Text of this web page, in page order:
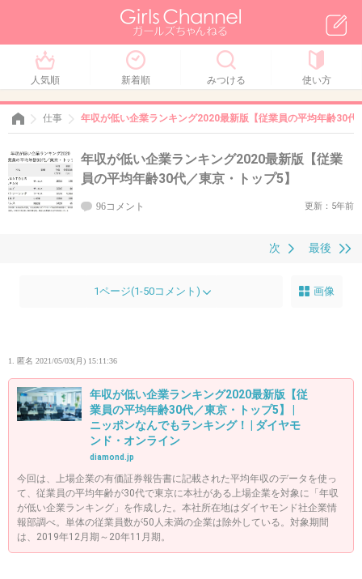
人気順 新着順 みつける 使い方
仕事 年収が低い企業ランキング2020最新版【従業員の平均年齢30代
年収が低い企業ランキング2020最新版【従業
員の平均年齢30代／東京・トップ5】
96コメント 更新：5年前
最後
次
1ページ(1-50コメント) 画像
1. 匿名 2021/05/03(月) 15:11:36
年収が低い企業ランキング2020最新版【従
業員の平均年齢30代／東京・トップ5】 |
ニッポンなんでもランキング！ | ダイヤモ
ンド・オンライン
diamond.jp
今回は、上場企業の有価証券報告書に記載された平均年収のデータを使っ
て、従業員の平均年齢が30代で東京に本社がある上場企業を対象に「年収
が低い企業ランキング」を作成した。本社所在地はダイヤモンド社企業情
報部調べ。単体の従業員数が50人未満の企業は除外している。対象期間
は、2019年12月期～20年11月期。